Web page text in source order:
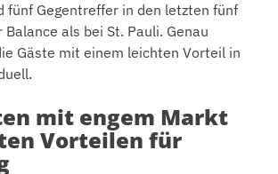
fünf Gegentreffer in den letzten fünf
als bei St. Pauli. Genau
Gäste mit einem leichten Vorteil in
mit engem Markt
Vorteilen für